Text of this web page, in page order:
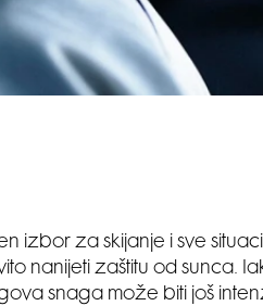
izbor za skijanje i sve
nanijeti zaštitu od sunca.
snaga može biti još